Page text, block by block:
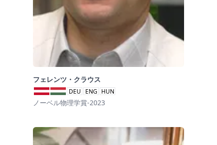
フェレンツ・クラウス
DEU ENG HUN
ノーベル物理学賞-2023